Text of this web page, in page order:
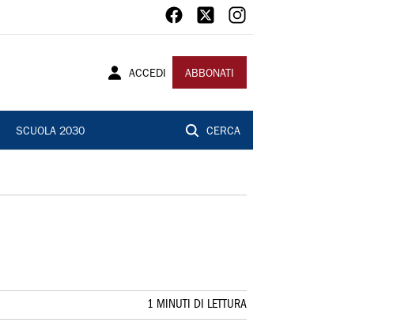
ACCEDI ABBONATI
SCUOLA 2030 CERCA
1 MINUTI DI LETTURA